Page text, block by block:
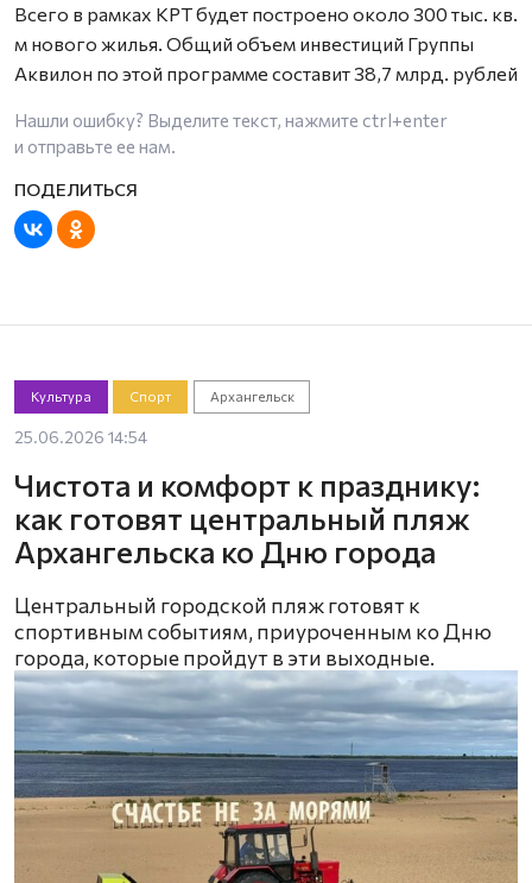
Всего в рамках КРТ будет построено около 300 тыс. кв.
м нового жилья. Общий объем инвестиций Группы
Аквилон по этой программе составит 38,7 млрд. рублей
Нашли ошибку? Выделите текст, нажмите ctrl+enter
и отправьте ее нам.
Культура Спорт Архангельск
25.06.2026 14:54
Чистота и комфорт к празднику:
как готовят центральный пляж
Архангельска ко Дню города
Центральный городской пляж готовят к
спортивным событиям, приуроченным ко Дню
города, которые пройдут в эти выходные.